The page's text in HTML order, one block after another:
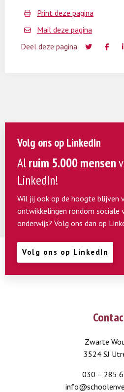
Print deze pagina
Mail deze pagina
Deel deze pagina
Volg ons op LinkedIn
Alruim 5.000 mensen
LinkedIn!
Wil jij ook op de hoogte blijven
ontwikkelingen rondom sociale
onderwijs? Volg ons dan op
Volg ons op LinkedIn
Zwarte
3524 SJ
030 – 285